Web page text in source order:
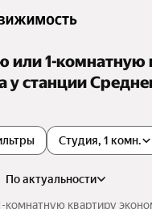
или 1-комнатную
у станции
Студия, 1 комн.
по актуальности
комнатную квартиру